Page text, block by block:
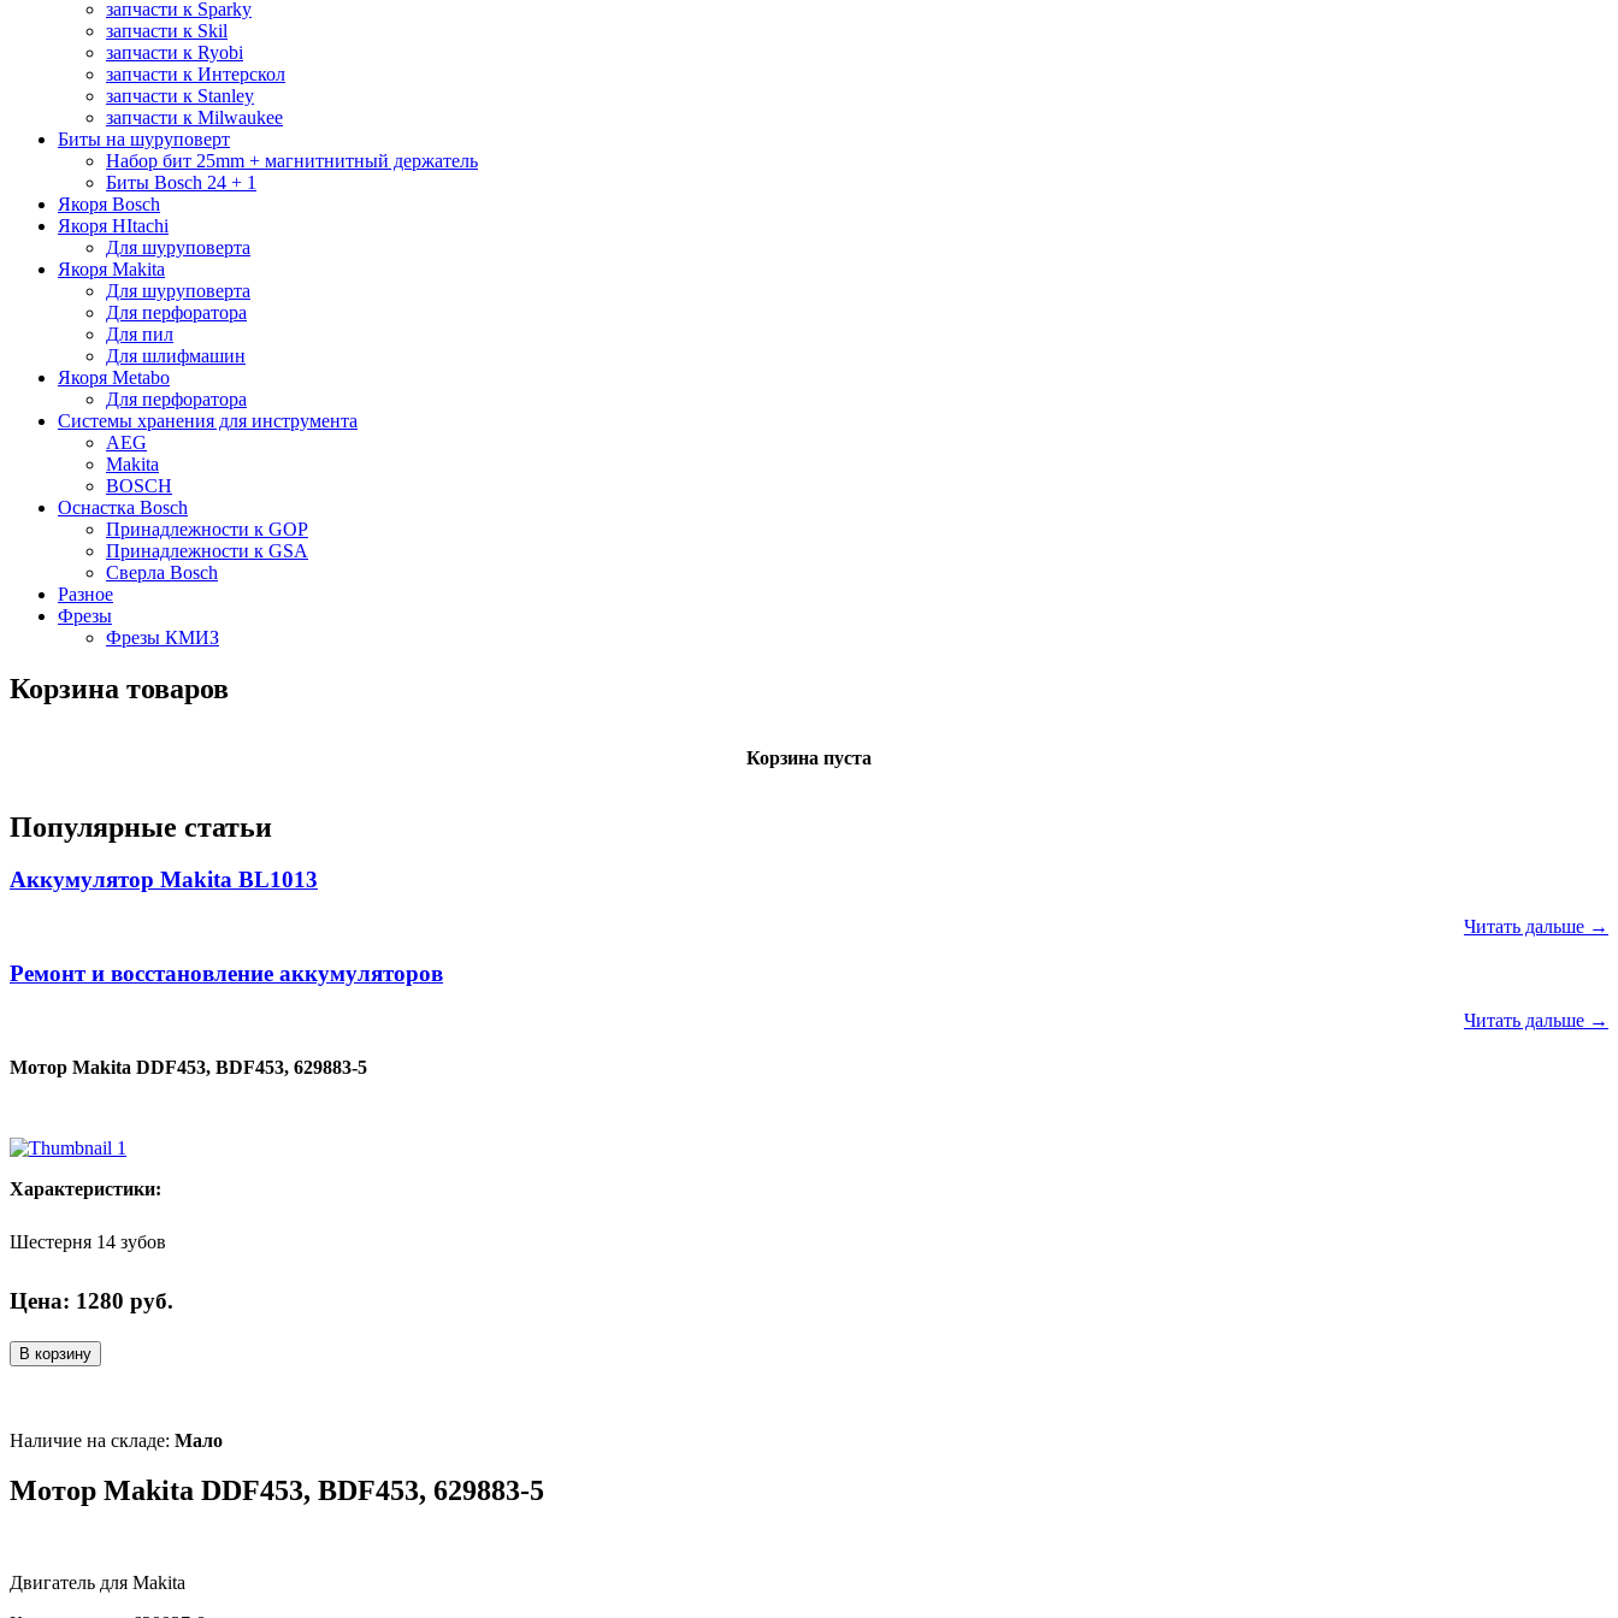
запчасти к Sparky
запчасти к Skil
запчасти к Ryobi
запчасти к Интерскол
запчасти к Stanley
запчасти к Milwaukee
Биты на шуруповерт
Набор бит 25mm + магнитнитный держатель
Биты Bosch 24 + 1
Якоря Bosch
Якоря HItachi
Для шуруповерта
Якоря Makita
Для шуруповерта
Для перфоратора
Для пил
Для шлифмашин
Якоря Metabo
Для перфоратора
Системы хранения для инструмента
AEG
Makita
BOSCH
Оснастка Bosch
Принадлежности к GOP
Принадлежности к GSA
Сверла Bosch
Разное
Фрезы
Фрезы КМИЗ
Корзина товаров
Корзина пуста
Популярные статьи
Аккумулятор Makita BL1013
Читать дальше →
Ремонт и восстановление аккумуляторов
Читать дальше →
Мотор Makita DDF453, BDF453, 629883-5
Характеристики:
Шестерня 14 зубов
Цена: 1280 руб.
В корзину
Наличие на складе: Мало
Мотор Makita DDF453, BDF453, 629883-5
Двигатель для Makita